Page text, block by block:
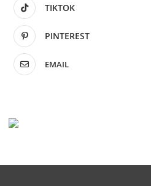
TIKTOK
PINTEREST
EMAIL